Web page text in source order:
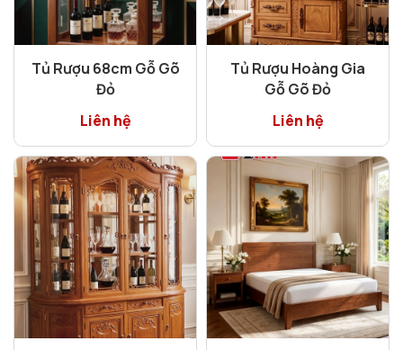
Tủ Rượu 68cm Gỗ Gõ
Đỏ
Liên hệ
Tủ Rượu Hoàng Gia
Gỗ Gõ Đỏ
Liên hệ